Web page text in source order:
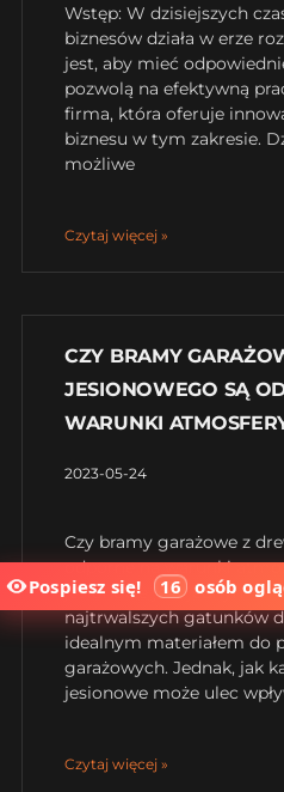
Wstęp: W dzisiejszych
biznesów działa w erze
jest, aby mieć
pozwolą na efektywną
firma, która oferuje
biznesu w tym zakresie.
możliwe
Czytaj więcej »
CZY BRAMY
JESIONOWEGO SĄ
WARUNKI
2023-05-24
Czy bramy garażowe z
odporne na warunki
jesionowe jest jednym z
najtrwalszych gatunków
idealnym materiałem do
garażowych. Jednak, jak
jesionowe może ulec
Czytaj więcej »
Pospiesz się! 16 osób